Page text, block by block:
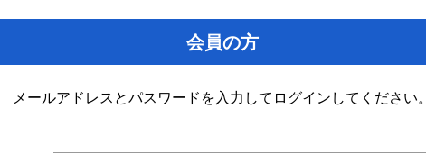
会員の方
メールアドレスとパスワードを入力してログインしてください。